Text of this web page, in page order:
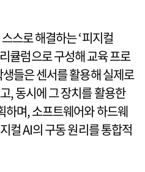
스로 해결하는 ‘피지컬
큘럼으로 구성해 교육 프로
들은 센서를 활용해 실제로
, 동시에 그 장치를 활용한
하며, 소프트웨어와 하드웨
컬 AI의 구동 원리를 통합적